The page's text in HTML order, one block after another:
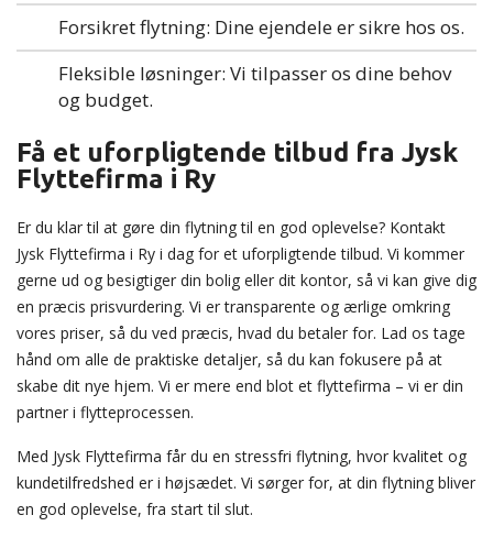
Forsikret flytning: Dine ejendele er sikre hos os.
Fleksible løsninger: Vi tilpasser os dine behov
og budget.
Få et uforpligtende tilbud fra Jysk
Flyttefirma i Ry
Er du klar til at gøre din flytning til en god oplevelse? Kontakt
Jysk Flyttefirma i Ry i dag for et uforpligtende tilbud. Vi kommer
gerne ud og besigtiger din bolig eller dit kontor, så vi kan give dig
en præcis prisvurdering. Vi er transparente og ærlige omkring
vores priser, så du ved præcis, hvad du betaler for. Lad os tage
hånd om alle de praktiske detaljer, så du kan fokusere på at
skabe dit nye hjem. Vi er mere end blot et flyttefirma – vi er din
partner i flytteprocessen.
Med Jysk Flyttefirma får du en stressfri flytning, hvor kvalitet og
kundetilfredshed er i højsædet. Vi sørger for, at din flytning bliver
en god oplevelse, fra start til slut.